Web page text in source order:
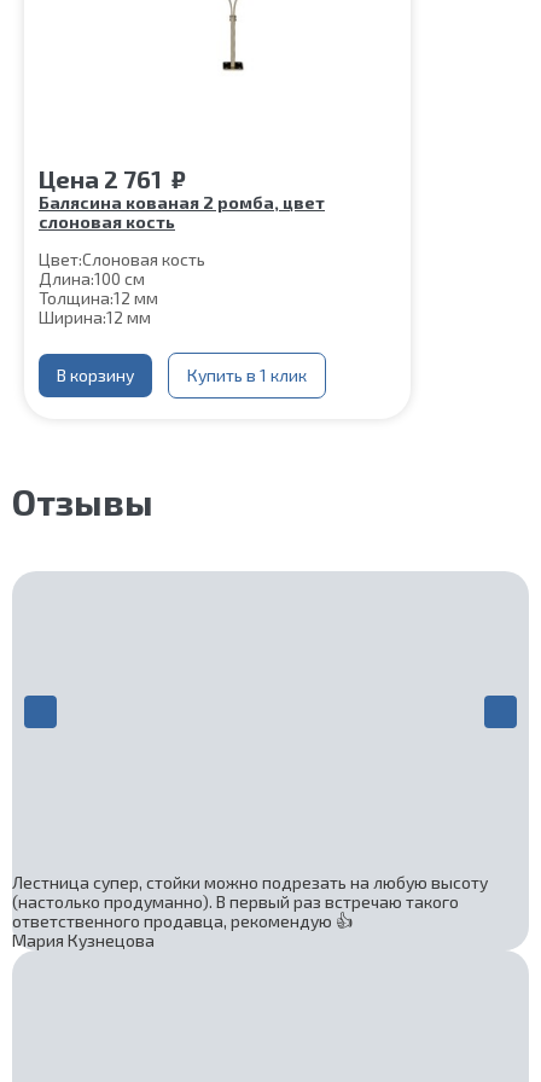
Цена 2 761 ₽
Балясина кованая 2 ромба, цвет
слоновая кость
Цвет:Слоновая кость
Длина:100 см
Толщина:12 мм
Ширина:12 мм
Шпилька:М8
Верхнее коромысло:Цвет слоновая кость
В корзину Купить в 1 клик
Отзывы
Лестница супер, стойки можно подрезать на любую высоту
(настолько продуманно). В первый раз встречаю такого
ответственного продавца, рекомендую 👍
Мария Кузнецова